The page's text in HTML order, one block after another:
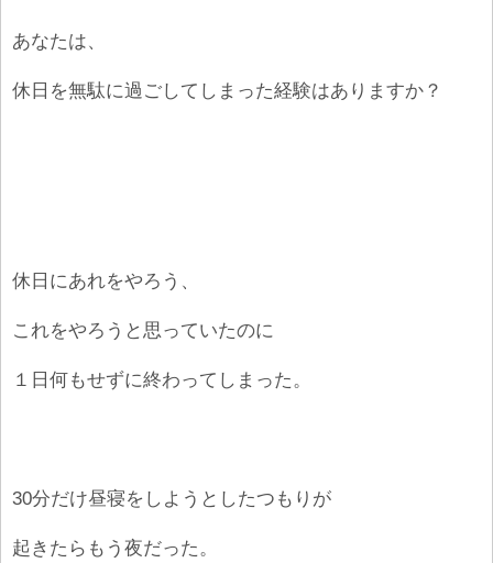
あなたは、
休日を無駄に過ごしてしまった経験はありますか？
休日にあれをやろう、
これをやろうと思っていたのに
１日何もせずに終わってしまった。
30分だけ昼寝をしようとしたつもりが
起きたらもう夜だった。